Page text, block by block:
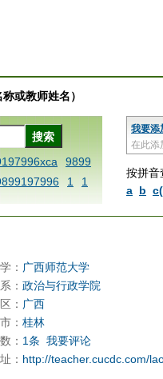
或教师姓名）
我要添
在此添
按拼音
a b
9899
1
1
operand97996x
1dfbxca12
1printdf
blablaenddefin
dfb
dfb989919
methodmulti
： 广西师范大学
： 政治与行政学院
： 广西
： 桂林
： 1条 我要评论
： http://teacher.cucdc.com/